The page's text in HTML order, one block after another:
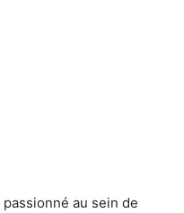
au sein de